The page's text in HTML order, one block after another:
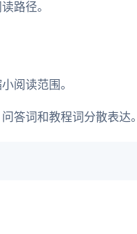
路径。
阅读范围。
答词和教程词分散表达。